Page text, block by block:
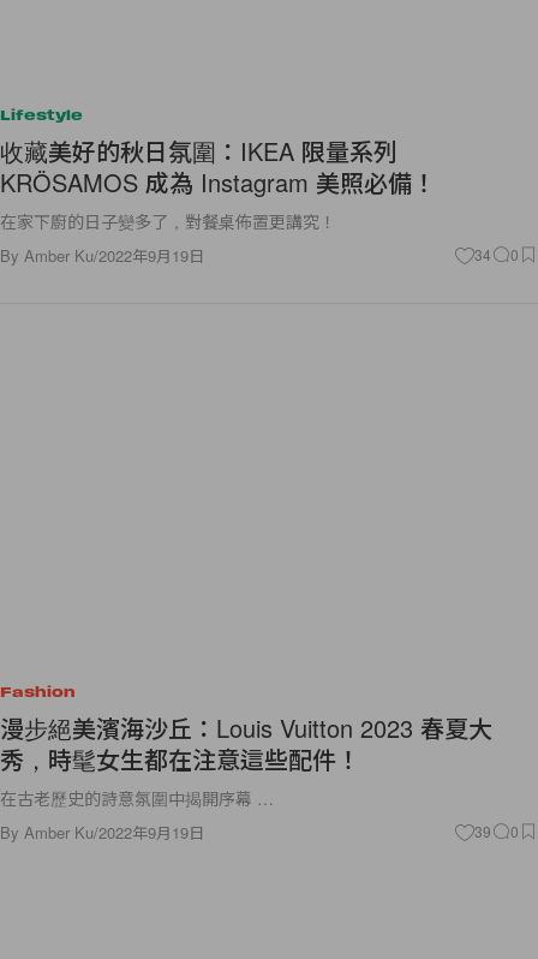
Lifestyle
收藏美好的秋日氛圍：IKEA 限量系列
KRÖSAMOS 成為 Instagram 美照必備！
在家下廚的日子變多了，對餐桌佈置更講究！
By Amber Ku/2022年9月19日 34 0
Fashion
漫步絕美濱海沙丘：Louis Vuitton 2023 春夏大
秀，時髦女生都在注意這些配件！
在古老歷史的詩意氛圍中揭開序幕 …
By Amber Ku/2022年9月19日 39 0